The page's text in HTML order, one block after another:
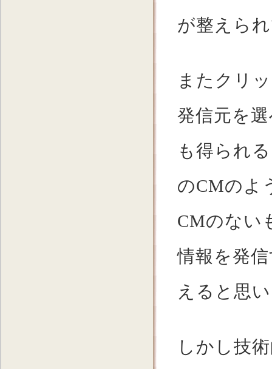
が整えら
またクリ
発信元を
も得られ
のCMのよ
CMのない
情報を発
えると思
しかし技